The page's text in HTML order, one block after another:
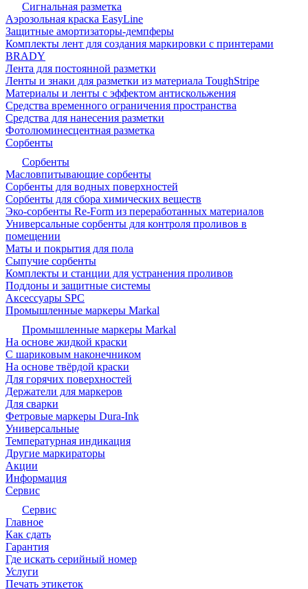
Сигнальная разметка
Аэрозольная краска EasyLine
Защитные амортизаторы-демпферы
Комплекты лент для создания маркировки с принтерами
BRADY
Лента для постоянной разметки
Ленты и знаки для разметки из материала ToughStripe
Материалы и ленты с эффектом антискольжения
Средства временного ограничения пространства
Средства для нанесения разметки
Фотолюминесцентная разметка
Сорбенты
Сорбенты
Масловпитывающие сорбенты
Сорбенты для водных поверхностей
Сорбенты для сбора химических веществ
Эко-сорбенты Re-Form из переработанных материалов
Универсальные сорбенты для контроля проливов в
помещении
Маты и покрытия для пола
Сыпучие сорбенты
Комплекты и станции для устранения проливов
Поддоны и защитные системы
Аксессуары SPC
Промышленные маркеры Markal
Промышленные маркеры Markal
На основе жидкой краски
С шариковым наконечником
На основе твёрдой краски
Для горячих поверхностей
Держатели для маркеров
Для сварки
Фетровые маркеры Dura-Ink
Универсальные
Температурная индикация
Другие маркираторы
Акции
Информация
Сервис
Сервис
Главное
Как сдать
Гарантия
Где искать серийный номер
Услуги
Печать этикеток